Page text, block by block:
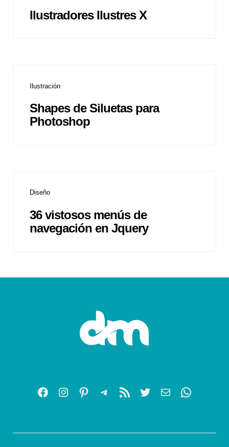
Ilustradores Ilustres X
Ilustración
Shapes de Siluetas para
Photoshop
Diseño
36 vistosos menús de
navegación en Jquery